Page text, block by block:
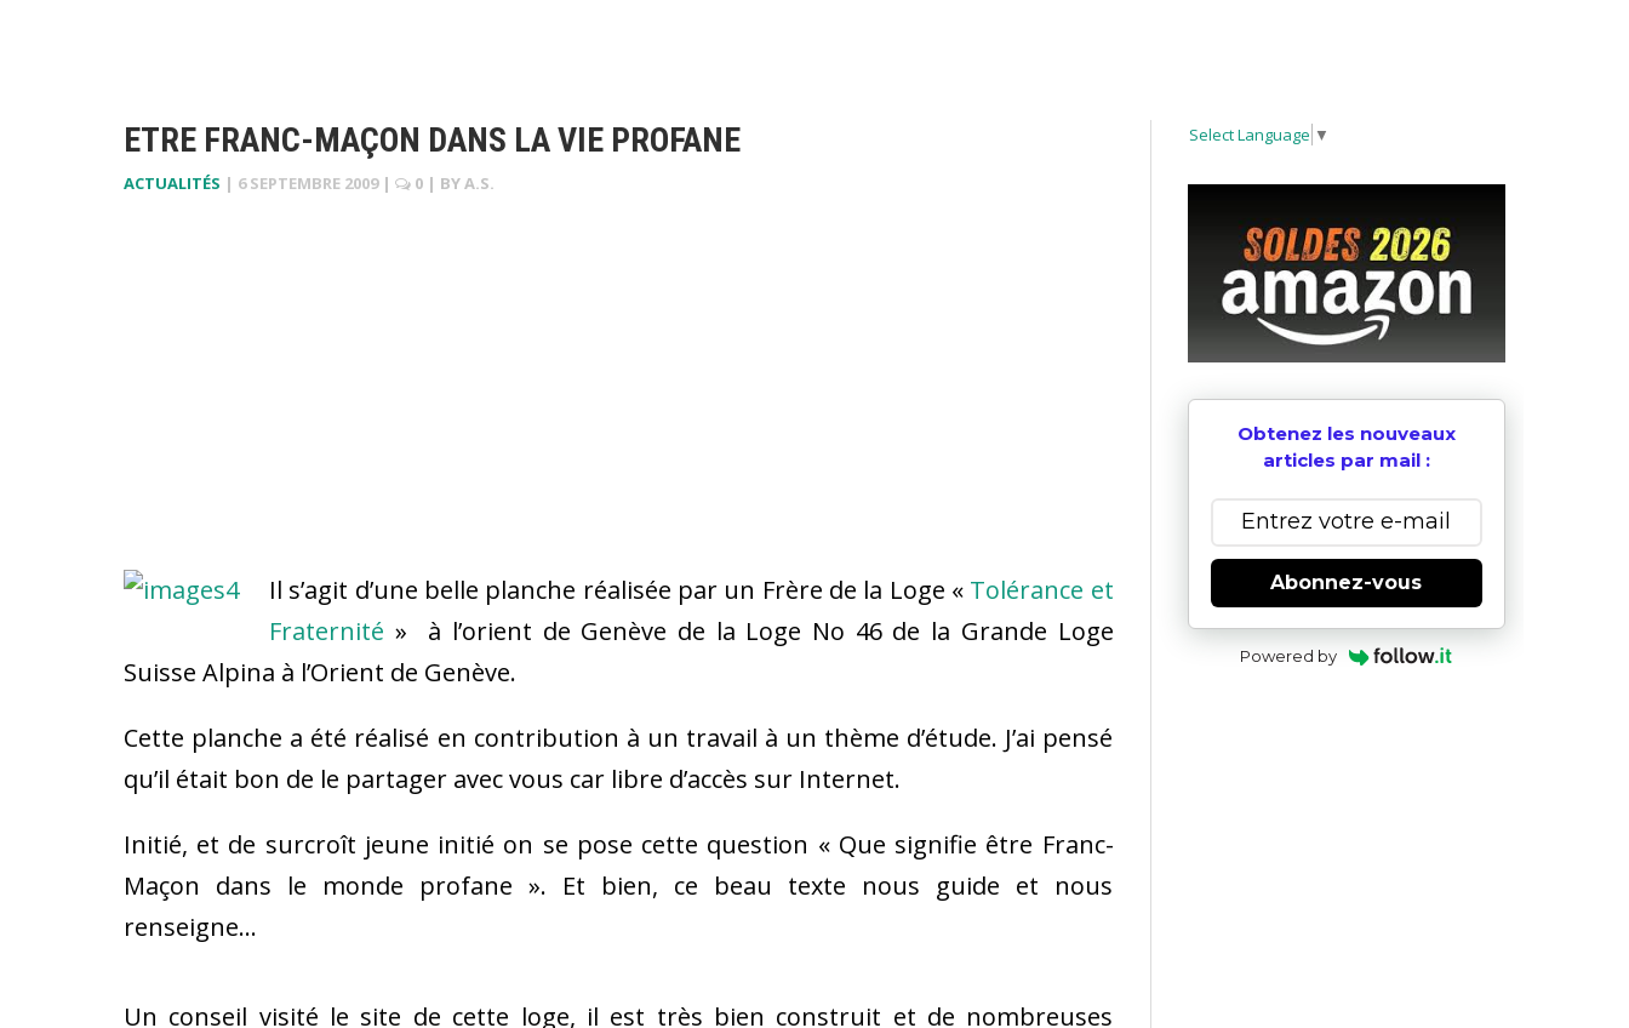
ETRE FRANC-MAÇON DANS LA VIE PROFANE
ACTUALITÉS | 6 SEPTEMBRE 2009 | 0 | BYA.S.
Il s’agit d’une belle planche réalisée par un Frère de la Loge « Tolérance et
Fraternité » à l’orient de Genève de la Loge No 46 de la Grande Loge
Suisse Alpina à l’Orient de Genève.
Cette planche a été réalisé en contribution à un travail à un thème d’étude. J’ai pensé
qu’il était bon de le partager avec vous car libre d’accès sur Internet.
Initié, et de surcroît jeune initié on se pose cette question « Que signifie être Franc-
Maçon dans le monde profane ». Et bien, ce beau texte nous guide et nous
renseigne…
Un conseil visité le site de cette loge, il est très bien construit et de nombreuses
Select Language ▼
Obtenez les nouveaux
articles par mail :
Abonnez-vous
Powered by